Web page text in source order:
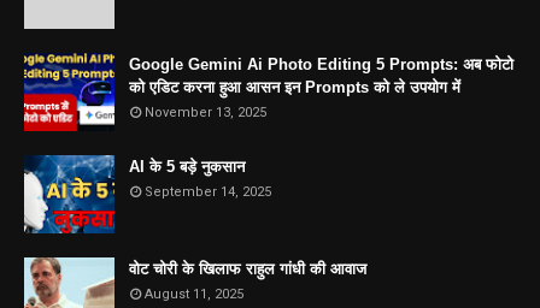
Google Gemini Ai Photo Editing 5 Prompts: अब फोटो
को एडिट करना हुआ आसन इन Prompts को ले उपयोग में
November 13, 2025
AI के 5 बड़े नुकसान
September 14, 2025
वोट चोरी के खिलाफ राहुल गांधी की आवाज
August 11, 2025